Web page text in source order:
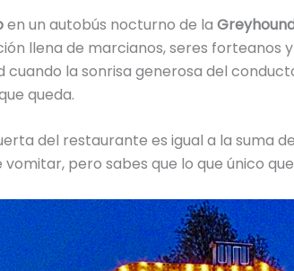
en un autobús nocturno de la
llena de marcianos, seres forteanos
la sonrisa generosa del
queda.
del restaurante es igual a la suma
pero sabes que lo que único